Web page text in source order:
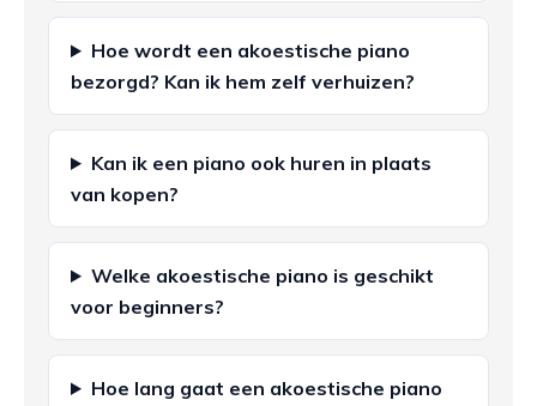
Hoe wordt een akoestische piano
bezorgd? Kan ik hem zelf verhuizen?
Kan ik een piano ook huren in plaats
van kopen?
Welke akoestische piano is geschikt
voor beginners?
Hoe lang gaat een akoestische piano